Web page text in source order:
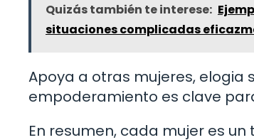
Quizás también te interese:
situaciones complicadas
Apoya a otras mujeres, elogia
empoderamiento es clave
En resumen, cada mujer es